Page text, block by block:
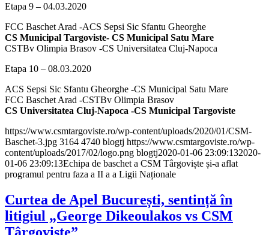
Etapa 9 – 04.03.2020
FCC Baschet Arad -ACS Sepsi Sic Sfantu Gheorghe
CS Municipal Targoviste- CS Municipal Satu Mare
CSTBv Olimpia Brasov -CS Universitatea Cluj-Napoca
Etapa 10 – 08.03.2020
ACS Sepsi Sic Sfantu Gheorghe -CS Municipal Satu Mare
FCC Baschet Arad -CSTBv Olimpia Brasov
CS Universitatea Cluj-Napoca -CS Municipal Targoviste
https://www.csmtargoviste.ro/wp-content/uploads/2020/01/CSM-
Baschet-3.jpg 3164 4740 blogtj https://www.csmtargoviste.ro/wp-
content/uploads/2017/02/logo.png blogtj2020-01-06 23:09:132020-
01-06 23:09:13Echipa de baschet a CSM Târgoviște și-a aflat
programul pentru faza a II a a Ligii Naționale
Curtea de Apel București, sentință în
litigiul „George Dikeoulakos vs CSM
Târgoviște”